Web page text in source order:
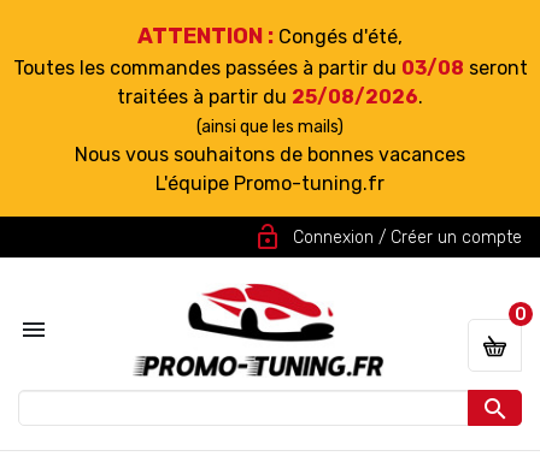
ATTENTION : Congés d'été,
Toutes les commandes passées à partir du 03/08 seront
traitées à partir du 25/08/2026.
(ainsi que les mails)
Nous vous souhaitons de bonnes vacances
L'équipe Promo-tuning.fr
lock_open Connexion / Créer un compte


0